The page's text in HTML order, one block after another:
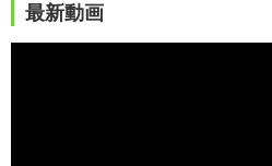
最新動画